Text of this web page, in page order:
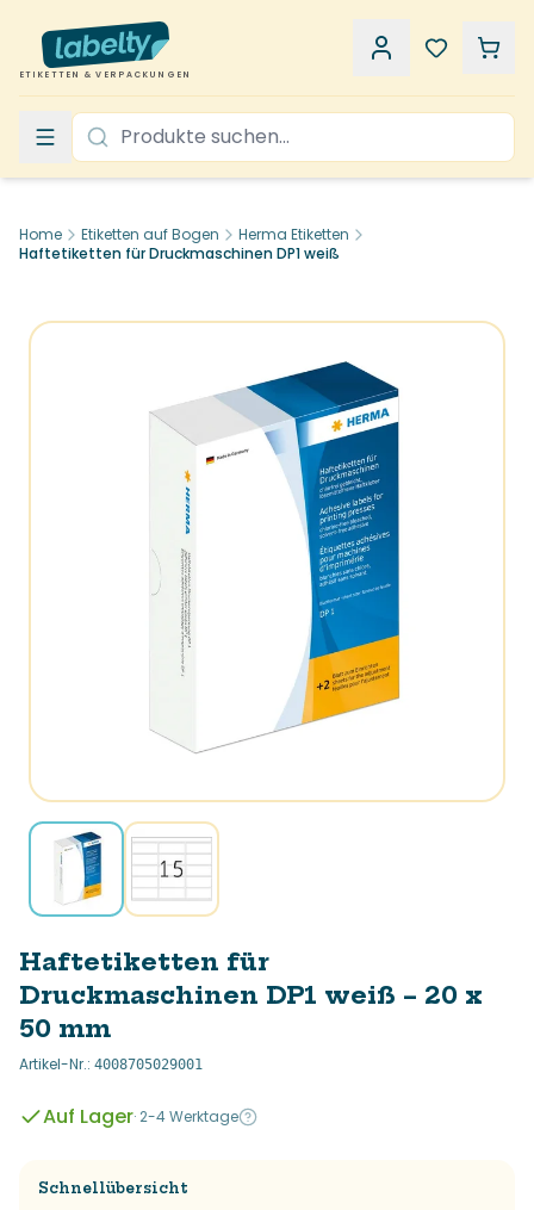
ETIKETTEN & VERPACKUNGEN
Home Etiketten auf Bogen
Herma Etiketten
Haftetiketten für Druckmaschinen DP1 weiß
Haftetiketten für
Druckmaschinen DP1 weiß – 20 x
50 mm
Artikel-Nr.: 4008705029001
Auf Lager· 2-4 Werktage
Schnellübersicht